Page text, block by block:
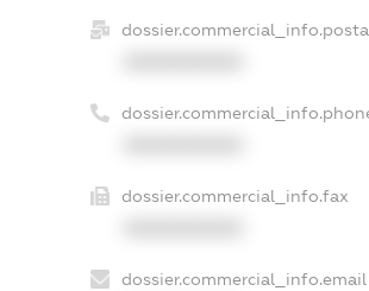
dossier.commercial_info.fax
dossier.commercial_info.email